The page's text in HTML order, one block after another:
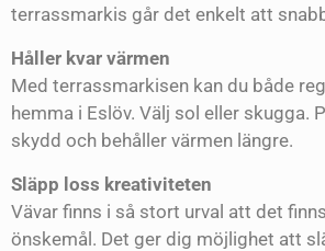
terrassmarkis går det enkelt att
Håller kvar värmen
Med terrassmarkisen kan du både
hemma i Eslöv. Välj sol eller skugga.
skydd och behåller värmen längre.
Släpp loss kreativiteten
Vävar finns i så stort urval att det
önskemål. Det ger dig möjlighet att